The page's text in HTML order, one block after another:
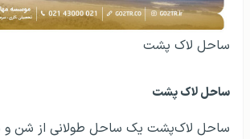
ساحل لاک پشت
ساحل لاک پشت
ساحل لاک‌پشت‌ یک ساحل طولانی از شن و